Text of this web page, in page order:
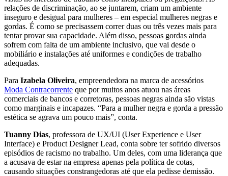
relações de discriminação, ao se juntarem, criam um ambiente
inseguro e desigual para mulheres – em especial mulheres negras e
gordas. É como se precisassem correr duas ou três vezes mais para
tentar provar sua capacidade. Além disso, pessoas gordas ainda
sofrem com falta de um ambiente inclusivo, que vai desde o
mobiliário e instalações até uniformes e condições de trabalho
adequadas.
Para Izabela Oliveira, empreendedora na marca de acessórios
Moda Contracorrente que por muitos anos atuou nas áreas
comerciais de bancos e corretoras, pessoas negras ainda são vistas
como marginais e incapazes. “Para a mulher negra e gorda a pressão
estética se agrava um pouco mais”, conta.
Tuanny Dias, professora de UX/UI (User Experience e User
Interface) e Product Designer Lead, conta sobre ter sofrido diversos
episódios de racismo no trabalho. Um deles, com uma liderança que
a acusava de estar na empresa apenas pela política de cotas,
causando situações constrangedoras até que ela pedisse demissão.